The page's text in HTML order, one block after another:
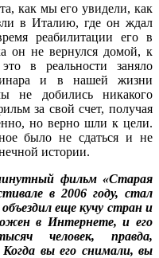
как мы его увидели, как
в Италию, где он ждал
реабилитации его в
он не вернулся домой, к
в реальности заняло
и в нашей жизни
не добились никакого
за свой счет, получая
но верно шли к цели.
было не сдаться и не
истории.
фильм «Старая
в 2006 году, стал
еще кучу стран и
в Интернете, и его
человек, правда,
вы его снимали, вы